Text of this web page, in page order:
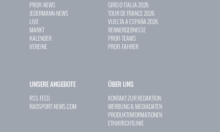
PROFI-NEWS
JEDERMANN-NEWS
LIVE
MARKT
KALENDER
VEREINE
GIRO D`ITALIA 2026
TOUR DE FRANCE 2026
VUELTA A ESPAÑA 2026
RENNERGEBNISSE
PROFI-TEAMS
PROFI-FAHRER
UNSERE ANGEBOTE
RSS-FEED
RADSPORT-NEWS.COM
ÜBER UNS
KONTAKT ZUR REDAKTION
WERBUNG & MEDIADATEN
PRODUKTINFORMATIONEN
ETHIKRICHTLINIE